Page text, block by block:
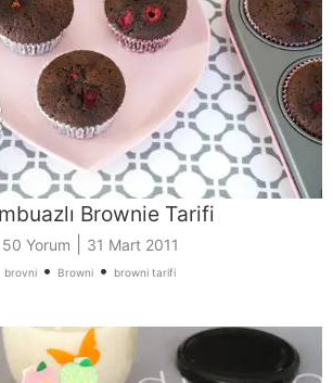
Brownie Tarifi
50 Yorum 31 Mart 2011
brovni • Browni • browni tarifi